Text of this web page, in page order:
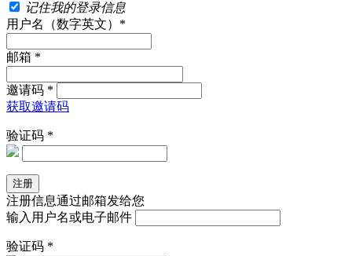
记住我的登录信息
用户名（数字英文）*
邮箱 *
邀请码 *
获取邀请码
验证码 *
注册信息通过邮箱发给您
输入用户名或电子邮件
验证码 *